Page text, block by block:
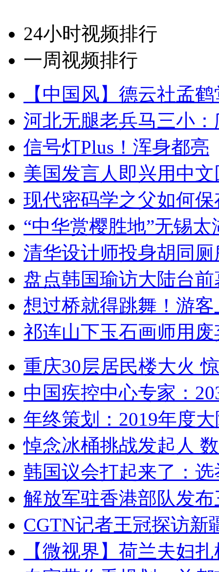
24小时视频排行
一周视频排行
【中国风】德云社孟
河北无腿老兵马三小
信号灯Plus！浑身都亮
美国发言人即兴用中
现代密码学之父如何
“中华赏樱胜地”无锡
清华设计师投身胡同
盘点韩国瑜访大陆台
想过桥就得跳舞！游客
祁连山下玉石画师用
重庆30层居民楼大火
中国疾控中心专家：
年终策划：2019年度
悼念冰桶挑战发起人
韩国议会打起来了：
解放军驻香港部队发
CGTN记者王冠探访新
【微视界】荷兰夫妇